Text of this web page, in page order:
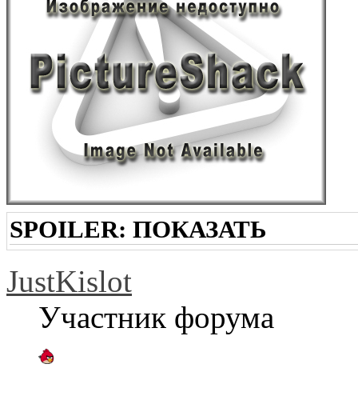
SPOILER: ПОКАЗАТЬ
JustKislot
Участник форума